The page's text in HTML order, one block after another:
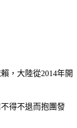
，大陸從2014年開
得不退而抱團發